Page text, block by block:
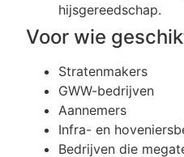
hijsgereedschap.
Voor wie
Stratenmakers
GWW-bedrijven
Aannemers
Infra- en
Bedrijven die